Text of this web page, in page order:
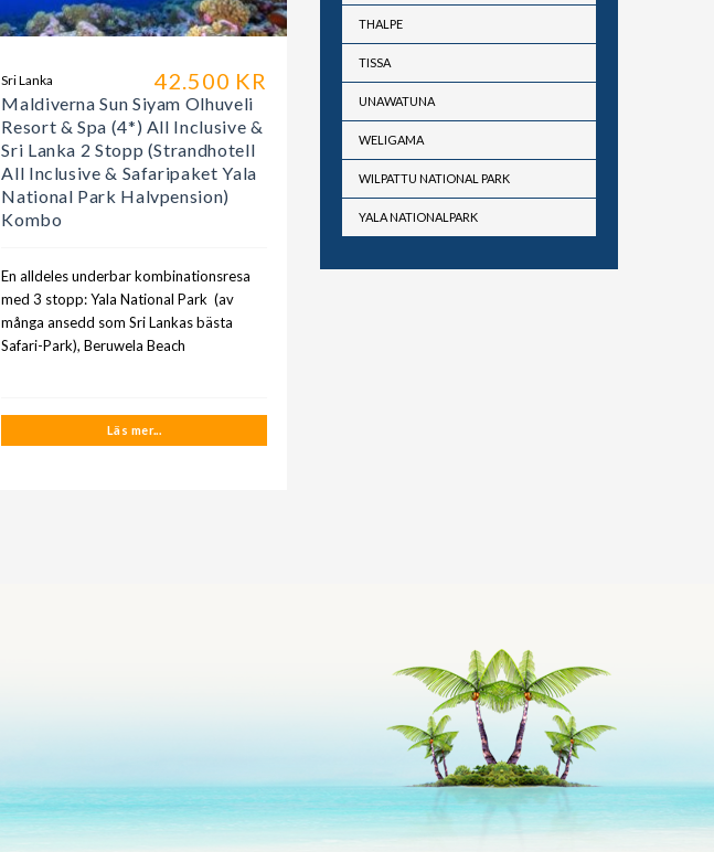
42.500 KR
Sri Lanka
Maldiverna Sun Siyam Olhuveli
Resort & Spa (4*) All Inclusive &
Sri Lanka 2 Stopp (Strandhotell
All Inclusive & Safaripaket Yala
National Park Halvpension)
Kombo
En alldeles underbar kombinationsresa
med 3 stopp: Yala National Park (av
många ansedd som Sri Lankas bästa
Safari-Park), Beruwela Beach
Läs mer...
THALPE
TISSA
UNAWATUNA
WELIGAMA
WILPATTU NATIONAL PARK
YALA NATIONALPARK